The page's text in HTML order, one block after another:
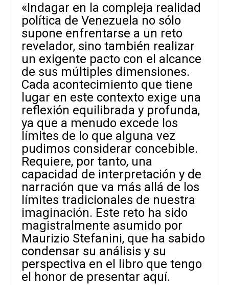
«Indagar en la compleja realidad
política de Venezuela no sólo
supone enfrentarse a un reto
revelador, sino también realizar
un exigente pacto con el alcance
de sus múltiples dimensiones.
Cada acontecimiento que tiene
lugar en este contexto exige una
reflexión equilibrada y profunda,
ya que a menudo excede los
límites de lo que alguna vez
pudimos considerar concebible.
Requiere, por tanto, una
capacidad de interpretación y de
narración que va más allá de los
límites tradicionales de nuestra
imaginación. Este reto ha sido
magistralmente asumido por
Maurizio Stefanini, que ha sabido
condensar su análisis y su
perspectiva en el libro que tengo
el honor de presentar aquí.